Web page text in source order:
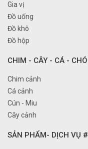
Gia vị
Đồ uống
Đồ khô
Đồ hộp
CHIM - CÂY - CÁ - CHÓ
Chim cảnh
Cá cảnh
Cún - Miu
Cây cảnh
SẢN PHẨM- DỊCH VỤ #